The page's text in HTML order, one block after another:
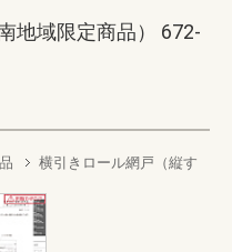
地域限定商品） 672-
横引きロール網戸（縦す